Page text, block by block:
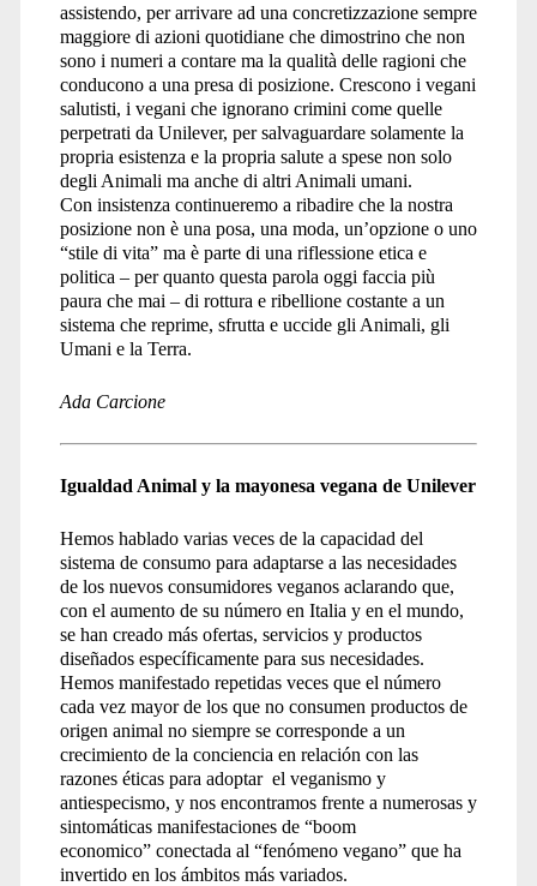
assistendo, per arrivare ad una concretizzazione sempre
maggiore di azioni quotidiane che dimostrino che non
sono i numeri a contare ma la qualità delle ragioni che
conducono a una presa di posizione. Crescono i vegani
salutisti, i vegani che ignorano crimini come quelle
perpetrati da Unilever, per salvaguardare solamente la
propria esistenza e la propria salute a spese non solo
degli Animali ma anche di altri Animali umani.
Con insistenza continueremo a ribadire che la nostra
posizione non è una posa, una moda, un’opzione o uno
“stile di vita” ma è parte di una riflessione etica e
politica – per quanto questa parola oggi faccia più
paura che mai – di rottura e ribellione costante a un
sistema che reprime, sfrutta e uccide gli Animali, gli
Umani e la Terra.
Ada Carcione
Igualdad Animal y la mayonesa vegana de Unilever
Hemos hablado varias veces de la capacidad del
sistema de consumo para adaptarse a las necesidades
de los nuevos consumidores veganos aclarando que,
con el aumento de su número en Italia y en el mundo,
se han creado más ofertas, servicios y productos
diseñados específicamente para sus necesidades.
Hemos manifestado repetidas veces que el número
cada vez mayor de los que no consumen productos de
origen animal no siempre se corresponde a un
crecimiento de la conciencia en relación con las
razones éticas para adoptar el veganismo y
antiespecismo, y nos encontramos frente a numerosas y
sintomáticas manifestaciones de “boom
economico” conectada al “fenómeno vegano” que ha
invertido en los ámbitos más variados.